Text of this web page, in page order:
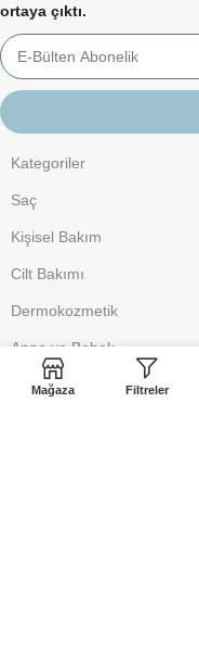
ortaya çıktı.
Kategoriler
Saç
Kişisel Bakım
Cilt Bakımı
Dermokozmetik
Anne ve Bebek
Makyaj
Mağaza Filtreler